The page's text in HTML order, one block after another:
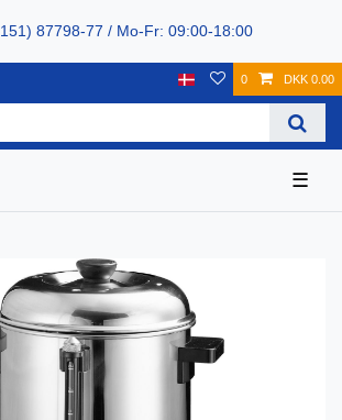
87798-77 / Mo-Fr: 09:00-18:00
0 DKK 0.00
☰